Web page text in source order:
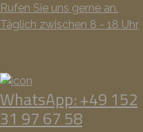
Rufen Sie uns gerne an.
Täglich zwischen 8 - 18 Uhr
WhatsApp: +49 152
31 97 67 58